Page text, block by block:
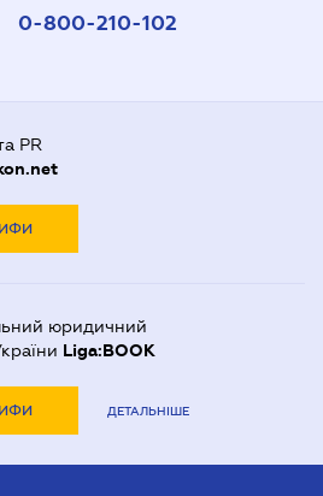
0-800-210-102
PR
юридичний
Liga:BOOK
ДЕТАЛЬНІШЕ